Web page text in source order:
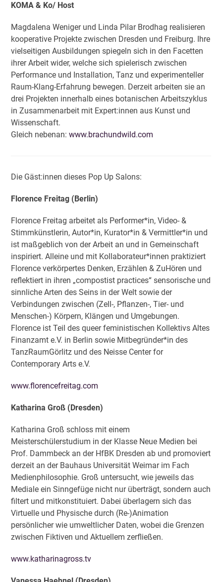
KOMA & Ko/ Host
Magdalena Weniger und Linda Pilar Brodhag realisieren
kooperative Projekte zwischen Dresden und Freiburg. Ihre
vielseitigen Ausbildungen spiegeln sich in den Facetten
ihrer Arbeit wider, welche sich spielerisch zwischen
Performance und Installation, Tanz und experimenteller
Raum-Klang-Erfahrung bewegen. Derzeit arbeiten sie an
drei Projekten innerhalb eines botanischen Arbeitszyklus
in Zusammenarbeit mit Expert:innen aus Kunst und
Wissenschaft.
Gleich nebenan:www.brachundwild.com
Die Gäst:innen dieses Pop Up Salons:
Florence Freitag (Berlin)
Florence Freitag arbeitet als Performer*in, Video- &
Stimmkünstlerin, Autor*in, Kurator*in & Vermittler*in und
ist maßgeblich von der Arbeit an und in Gemeinschaft
inspiriert. Alleine und mit Kollaborateur*innen praktiziert
Florence verkörpertes Denken, Erzählen & ZuHören und
reflektiert in ihren „compostist practices“ sensorische und
sinnliche Arten des Seins in der Welt sowie der
Verbindungen zwischen (Zell-, Pflanzen-, Tier- und
Menschen-) Körpern, Klängen und Umgebungen.
Florence ist Teil des queer feministischen Kollektivs Altes
Finanzamt e.V. in Berlin sowie Mitbegründer*in des
TanzRaumGörlitz und des Neisse Center for
Contemporary Arts e.V.
www.florencefreitag.com
Katharina Groß (Dresden)
Katharina Groß schloss mit einem
Meisterschülerstudium in der Klasse Neue Medien bei
Prof. Dammbeck an der HfBK Dresden ab und promoviert
derzeit an der Bauhaus Universität Weimar im Fach
Medienphilosophie. Groß untersucht, wie jeweils das
Mediale ein Sinngefüge nicht nur überträgt, sondern auch
filtert und mitkonstituiert. Dabei überlagern sich das
Virtuelle und Physische durch (Re-)Animation
persönlicher wie umweltlicher Daten, wobei die Grenzen
zwischen Fiktiven und Aktuellem zerfließen.
www.katharinagross.tv